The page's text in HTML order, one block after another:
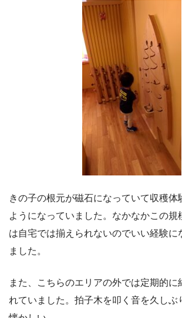
きの子の根元が磁石になっていて収穫体
ようになっていました。なかなかこの規
は自宅では揃えられないのでいい経験に
ました。
また、こちらのエリアの外では定期的に
れていました。拍子木を叩く音を久しぶ